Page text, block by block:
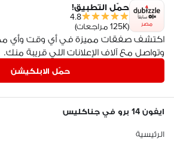
مصر
حمّل التطبيق!
4.8
(125K مراجعات)
اكتشف صفقات مميزة في أي وقت وأي
وتواصل مع آلاف الإعلانات اللي قريبة منك.
حمّل الابلكيشن
ايفون 14 برو في جناكليس
الرئيسية